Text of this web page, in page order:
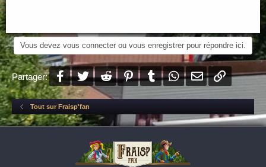
Vous devez vous connecter ou vous enregistrer pour répondre ici.
Partager: Facebook
TwitterRedditPinterestTumblrWhatsApp
E-mailLien
Tout sur Fraisp'fan